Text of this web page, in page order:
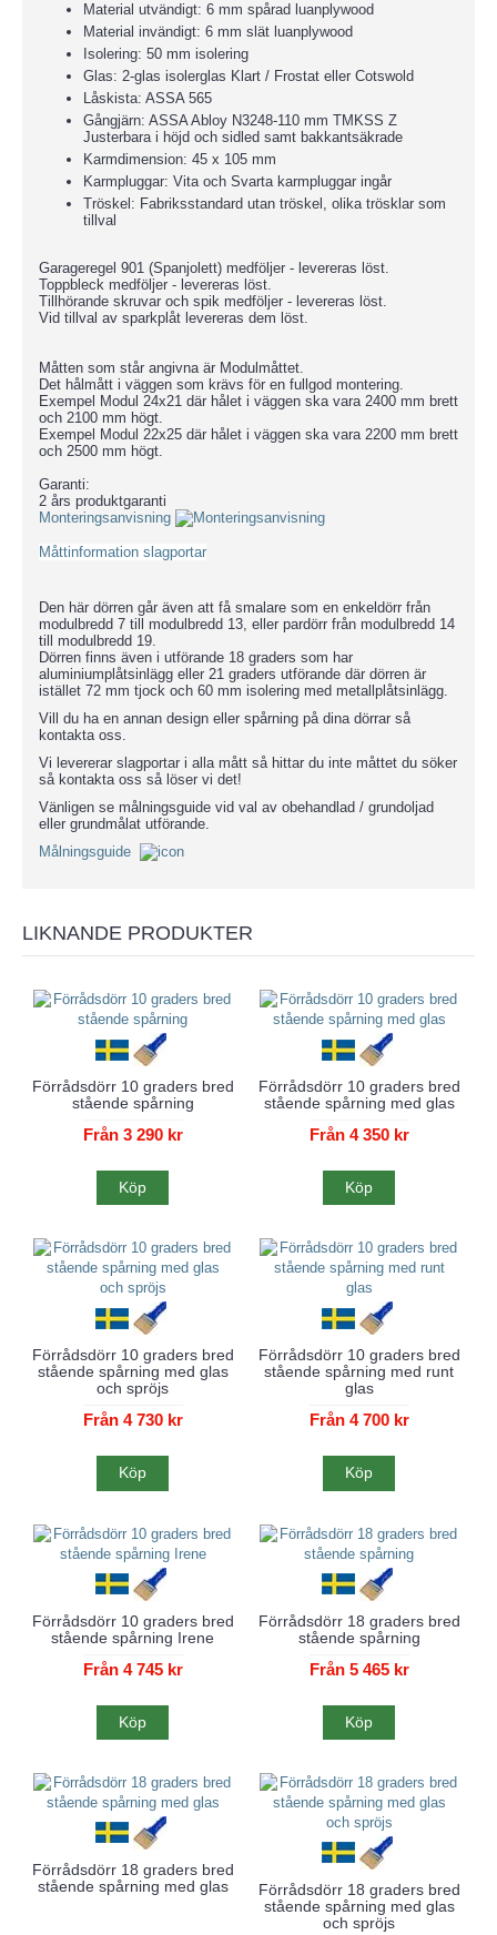
Material utvändigt: 6 mm spårad luanplywood
Material invändigt: 6 mm slät luanplywood
Isolering: 50 mm isolering
Glas: 2-glas isolerglas Klart / Frostat eller Cotswold
Låskista: ASSA 565
Gångjärn: ASSA Abloy N3248-110 mm TMKSS Z
Justerbara i höjd och sidled samt bakkantsäkrade
Karmdimension: 45 x 105 mm
Karmpluggar: Vita och Svarta karmpluggar ingår
Tröskel: Fabriksstandard utan tröskel, olika trösklar som
tillval
Garageregel 901 (Spanjolett) medföljer - levereras löst.
Toppbleck medföljer - levereras löst.
Tillhörande skruvar och spik medföljer - levereras löst.
Vid tillval av sparkplåt levereras dem löst.
Måtten som står angivna är Modulmåttet.
Det hålmått i väggen som krävs för en fullgod montering.
Exempel Modul 24x21 där hålet i väggen ska vara 2400 mm brett
och 2100 mm högt.
Exempel Modul 22x25 där hålet i väggen ska vara 2200 mm brett
och 2500 mm högt.
Garanti:
2 års produktgaranti
Monteringsanvisning
Måttinformation slagportar
Den här dörren går även att få smalare som en enkeldörr från
modulbredd 7 till modulbredd 13, eller pardörr från modulbredd 14
till modulbredd 19.
Dörren finns även i utförande 18 graders som har
aluminiumplåtsinlägg eller 21 graders utförande där dörren är
istället 72 mm tjock och 60 mm isolering med metallplåtsinlägg.
Vill du ha en annan design eller spårning på dina dörrar så
kontakta oss.
Vi levererar slagportar i alla mått så hittar du inte måttet du söker
så kontakta oss så löser vi det!
Vänligen se målningsguide vid val av obehandlad / grundoljad
eller grundmålat utförande.
Målningsguide
LIKNANDE PRODUKTER
Förrådsdörr 10 graders bred
stående spårning
Från 3 290 kr
Köp
Förrådsdörr 10 graders bred
stående spårning med glas
Från 4 350 kr
Köp
Förrådsdörr 10 graders bred
stående spårning med glas
och spröjs
Från 4 730 kr
Köp
Förrådsdörr 10 graders bred
stående spårning med runt
glas
Från 4 700 kr
Köp
Förrådsdörr 10 graders bred
stående spårning Irene
Från 4 745 kr
Köp
Förrådsdörr 18 graders bred
stående spårning
Från 5 465 kr
Köp
Förrådsdörr 18 graders bred
stående spårning med glas
Förrådsdörr 18 graders bred
stående spårning med glas
och spröjs